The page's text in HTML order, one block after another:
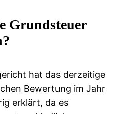
Grundsteuer
hat das derzeitige
Bewertung im Jahr
erklärt, da es